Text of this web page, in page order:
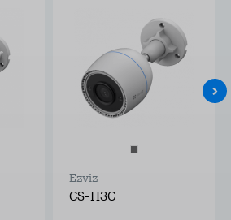
Ezviz
CS-H3C